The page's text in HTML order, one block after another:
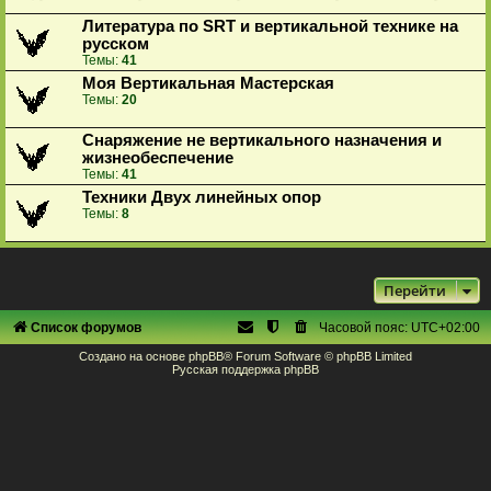
Литература по SRT и вертикальной технике на
русском
Темы: 41
Моя Вертикальная Мастерская
Темы: 20
Снаряжение не вертикального назначения и
жизнеобеспечение
Темы: 41
Техники Двух линейных опор
Темы: 8
Перейти
Список форумов Часовой пояс:UTC+02:00
Создано на основе phpBB® Forum Software © phpBB Limited
Русская поддержка phpBB